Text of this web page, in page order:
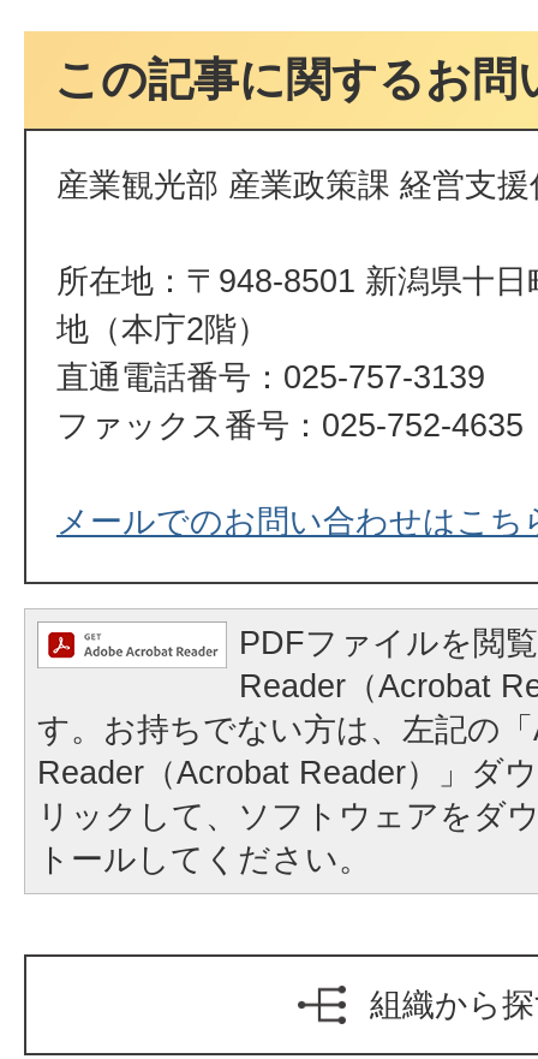
この記事に関するお問
産業観光部 産業政策課 経営支援
所在地：〒948-8501 新潟県十
地（本庁2階）
直通電話番号：025-757-3139
ファックス番号：025-752-4635
メールでのお問い合わせはこち
PDFファイルを閲
Reader（Acrobat
す。お持ちでない方は、左記の
Reader（Acrobat Reader）」ダ
リックして、ソフトウェアをダ
トールしてください。
組織から